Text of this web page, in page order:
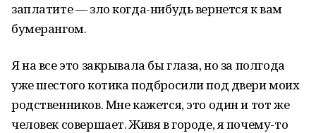
заплатите — зло когда-нибудь вернется к вам
бумерангом.
Я на все это закрывала бы глаза, но за полгода
уже шестого котика подбросили под двери моих
родственников. Мне кажется, это один и тот же
человек совершает. Живя в городе, я почему-то